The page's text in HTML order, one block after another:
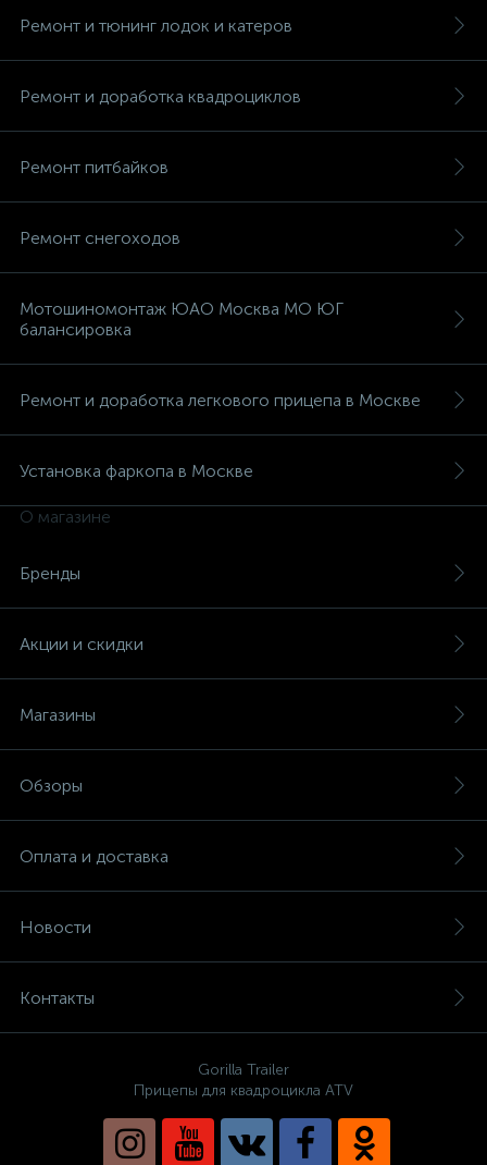
Ремонт и тюнинг лодок и катеров
Ремонт и доработка квадроциклов
Ремонт питбайков
Ремонт снегоходов
Мотошиномонтаж ЮАО Москва МО ЮГ
балансировка
Ремонт и доработка легкового прицепа в Москве
Установка фаркопа в Москве
О магазине
Бренды
Акции и скидки
Магазины
Обзоры
Оплата и доставка
Новости
Контакты
Gorilla Trailer
Прицепы для квадроцикла ATV